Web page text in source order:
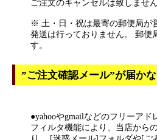
ご注文のキャンセルは致しませ
※ 土・日・祝は最寄の郵便局が
発送は行っておりません。 郵便
す。
”ご注文確認メール”が届か
●yahooやgmailなどのフリーア
フィルタ機能により、当店から